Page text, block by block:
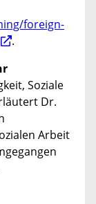
foreign-
.
Soziale
Dr.
Arbeit